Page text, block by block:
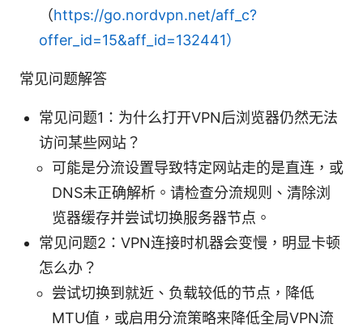
（https://go.nordvpn.net/aff_c?
offer_id=15&aff_id=132441）
常见问题解答
常见问题1：为什么打开VPN后浏览器仍然无法
访问某些网站？
可能是分流设置导致特定网站走的是直连，或
DNS未正确解析。请检查分流规则、清除浏
览器缓存并尝试切换服务器节点。
常见问题2：VPN连接时机器会变慢，明显卡顿
怎么办？
尝试切换到就近、负载较低的节点，降低
MTU值，或启用分流策略来降低全局VPN流